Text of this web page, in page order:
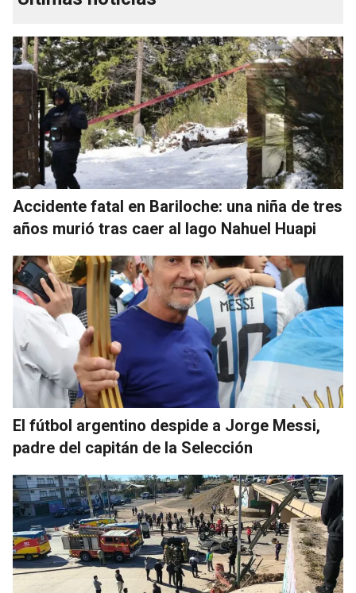
Accidente fatal en Bariloche: una niña de tres
años murió tras caer al lago Nahuel Huapi
El fútbol argentino despide a Jorge Messi,
padre del capitán de la Selección